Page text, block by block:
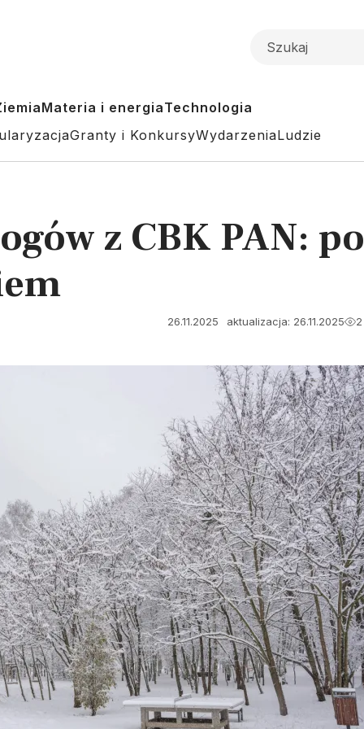
Materia i energiaTechnologia
Granty i KonkursyWydarzeniaLudzie
z CBK PAN:
26.11.2025 aktualizacja: 26.11.2025